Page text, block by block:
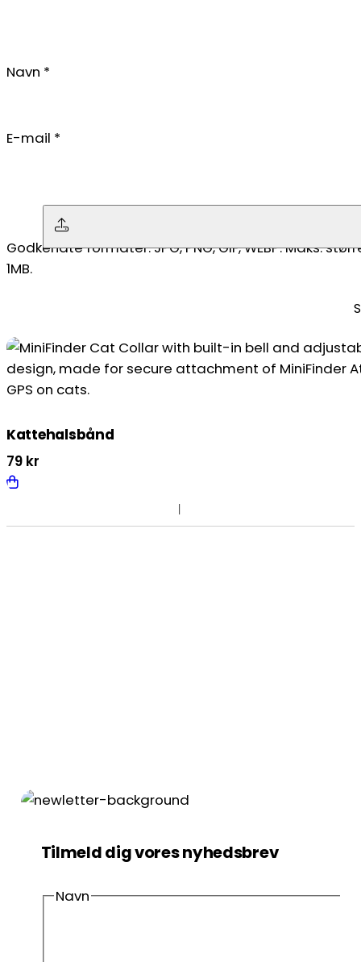
Navn *
E-mail *
Ingen fil valgt
Godkendte formater: JPG, PNG, GIF, WEBP. Maks.
1MB.
Kattehalsbånd
79 kr
Tilmeld dig vores nyhedsbrev
Navn